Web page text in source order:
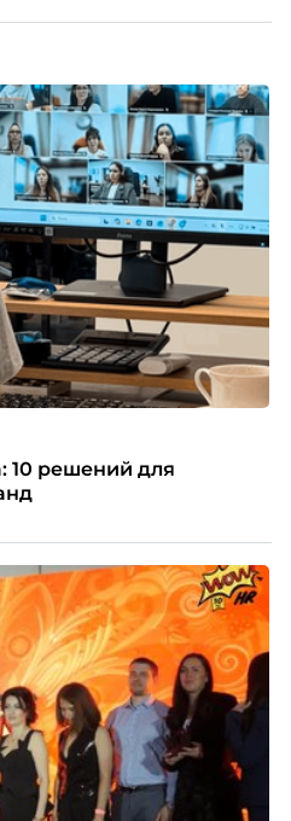
10 решений для